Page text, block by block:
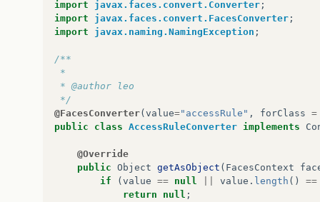
import
javax.faces.convert.Converter ;
import
javax.faces.convert.FacesConverter ;
import
javax.naming.NamingException ;
/**
*
* @author leo
*/
@FacesConverter( value="accessRule" , forClass =
public
class AccessRuleConverter implements
@Override
public Object getAsObject ( FacesContext
if
( value == null value . length ()
==
return
null ;